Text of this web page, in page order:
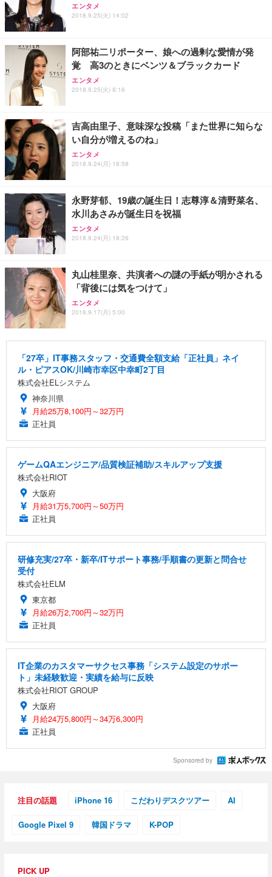
エンタメ
2018.9.25(火) 14:02
阿部祐二リポーター、娘への過剰な愛情が発
覚 高3のときにベンツ＆ブラックカード
エンタメ
2018.9.25(火) 8:16
吉高由里子、意味深な投稿「また世界に知らな
い自分が増えるのね」
エンタメ
2018.9.24(月) 18:58
永野芽郁、19歳の誕生日！志尊淳＆清野菜名、
水川あさみが誕生日を祝福
エンタメ
2018.9.24(月) 18:26
丸山桂里奈、共演者への謎の手紙が明かされる
「背後には気をつけて」
エンタメ
2018.9.17(月) 5:00
「27卒」IT事務スタッフ・交通費全額支給「正社員」ネイ
ル・ピアスOK/川崎市幸区中幸町2丁目
株式会社ELシステム
神奈川県
月給25万8,100円～32万円
正社員
ゲームQAエンジニア/品質検証補助/スキルアップ支援
株式会社RIOT
大阪府
月給31万5,700円～50万円
正社員
研修充実/27卒・新卒/ITサポート事務/手順書の更新と問合せ
受付
株式会社ELM
東京都
月給26万2,700円～32万円
正社員
IT企業のカスタマーサクセス事務「システム設定のサポー
ト」未経験歓迎・実績を給与に反映
株式会社RIOT GROUP
大阪府
月給24万5,800円～34万6,300円
正社員
Sponsored by
注目の話題 iPhone 16 こだわりデスクツアー AI
Google Pixel 9 韓国ドラマ K-POP
PICK UP